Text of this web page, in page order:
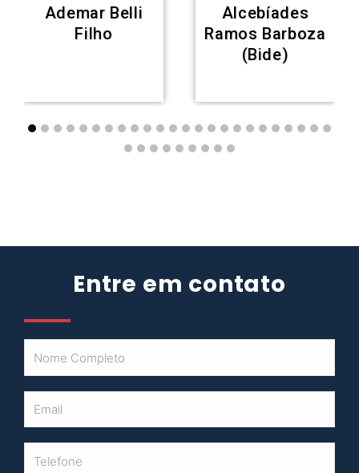
Ademar Belli
Filho
Alcebíades
Ramos Barboza
(Bide)
Entre em contato